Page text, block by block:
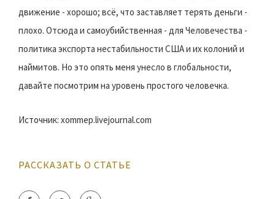
движение - хорошо; всё, что заставляет терять деньги -
плохо. Отсюда и самоубийственная - для Человечества -
политика экспорта нестабильности США и их колоний и
наймитов. Но это опять меня унесло в глобальности,
давайте посмотрим на уровень простого человечка.
Источник: xommep.livejournal.com
РАССКАЗАТЬ О СТАТЬЕ